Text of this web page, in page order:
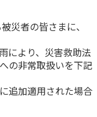
請求
でお悩みの方はこ
災者の皆さまに、
により、災害救助法
の非常取扱いを下記
追加適用された場合